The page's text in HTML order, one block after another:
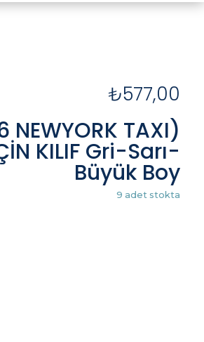
₺577,00
NEWYORK TAXI)
KILIF Gri-Sarı-
Büyük Boy
9 adet stokta